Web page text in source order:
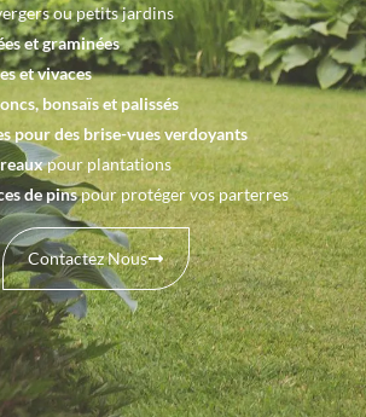
ou petits jardins
et graminées
et vivaces
bonsaïs et palissés
pour des brise-vues verdoyants
pour plantations
de pinspour protéger vos parterres
Contactez Nous